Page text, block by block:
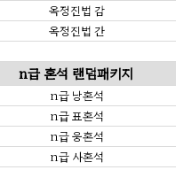
옥정진법 감
옥정진법 간
n급 혼석 랜덤패키지
n급 낭혼석
n급 표혼석
n급 웅혼석
n급 사혼석